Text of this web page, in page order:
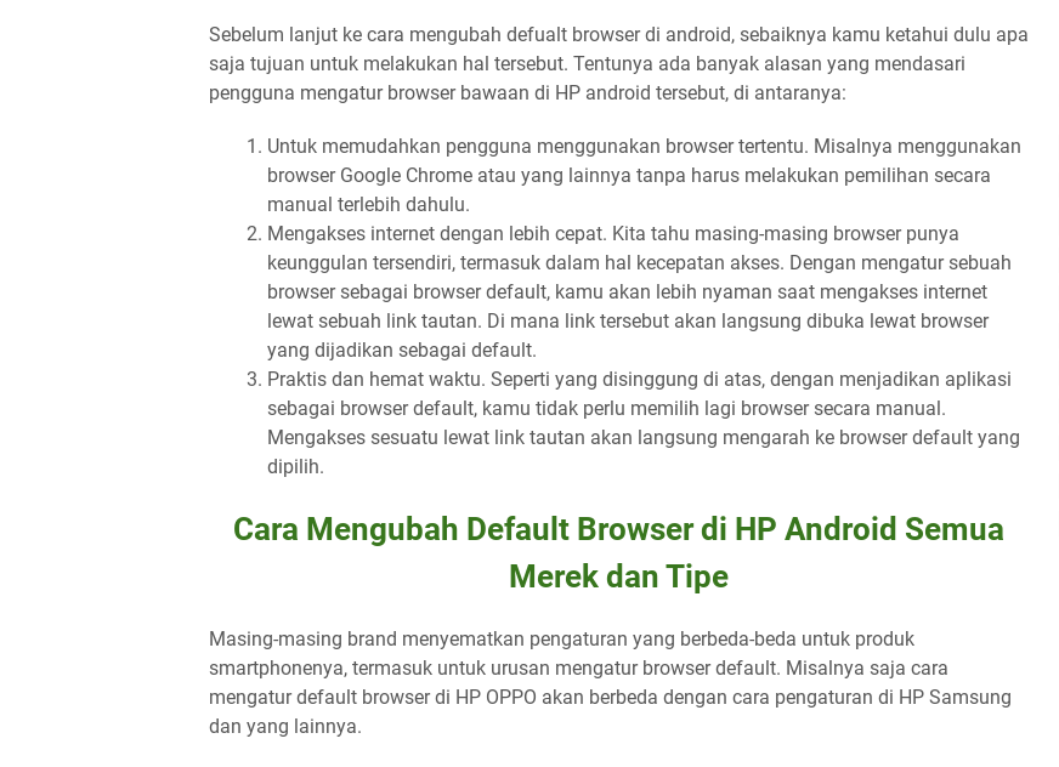
Sebelum lanjut ke cara mengubah defualt browser di android, sebaiknya kamu ketahui dulu apa
saja tujuan untuk melakukan hal tersebut. Tentunya ada banyak alasan yang mendasari
pengguna mengatur browser bawaan di HP android tersebut, di antaranya:
Untuk memudahkan pengguna menggunakan browser tertentu. Misalnya menggunakan
browser Google Chrome atau yang lainnya tanpa harus melakukan pemilihan secara
manual terlebih dahulu.
Mengakses internet dengan lebih cepat. Kita tahu masing-masing browser punya
keunggulan tersendiri, termasuk dalam hal kecepatan akses. Dengan mengatur sebuah
browser sebagai browser default, kamu akan lebih nyaman saat mengakses internet
lewat sebuah link tautan. Di mana link tersebut akan langsung dibuka lewat browser
yang dijadikan sebagai default.
Praktis dan hemat waktu. Seperti yang disinggung di atas, dengan menjadikan aplikasi
sebagai browser default, kamu tidak perlu memilih lagi browser secara manual.
Mengakses sesuatu lewat link tautan akan langsung mengarah ke browser default yang
dipilih.
Cara Mengubah Default Browser di HP Android Semua
Merek dan Tipe
Masing-masing brand menyematkan pengaturan yang berbeda-beda untuk produk
smartphonenya, termasuk untuk urusan mengatur browser default. Misalnya saja cara
mengatur default browser di HP OPPO akan berbeda dengan cara pengaturan di HP Samsung
dan yang lainnya.